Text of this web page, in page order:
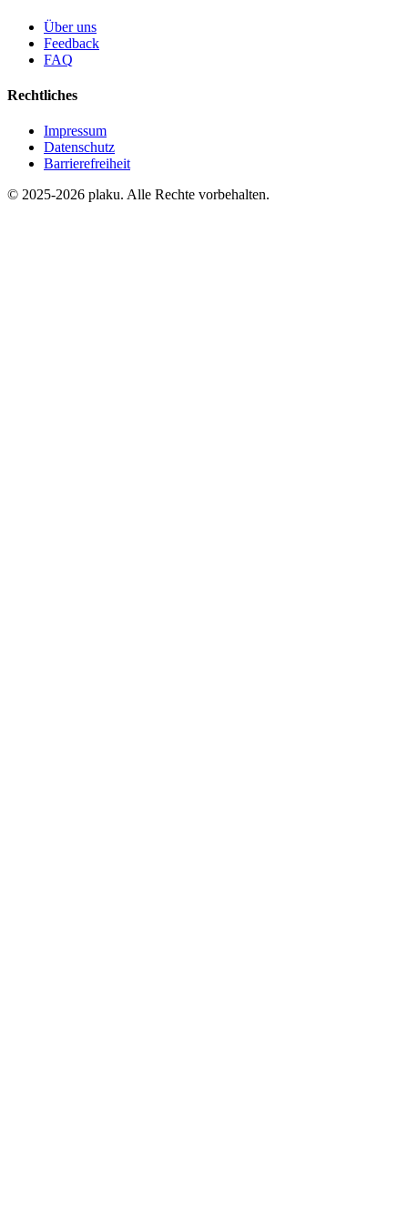
Über uns
Feedback
FAQ
Rechtliches
Impressum
Datenschutz
Barrierefreiheit
© 2025-2026 plaku. Alle Rechte vorbehalten.